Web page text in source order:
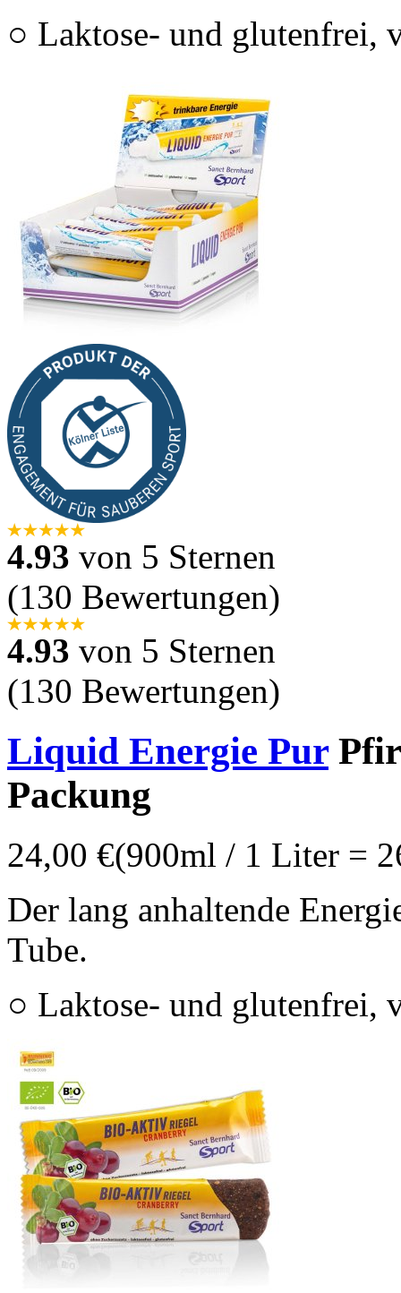
○ Laktose- und glutenfrei,
4.93 von 5 Sternen
(130 Bewertungen)
4.93 von 5 Sternen
(130 Bewertungen)
Liquid Energie Pur
Packung
24,00 €(900ml / 1 Liter =
Der lang anhaltende
Tube.
○ Laktose- und glutenfrei,